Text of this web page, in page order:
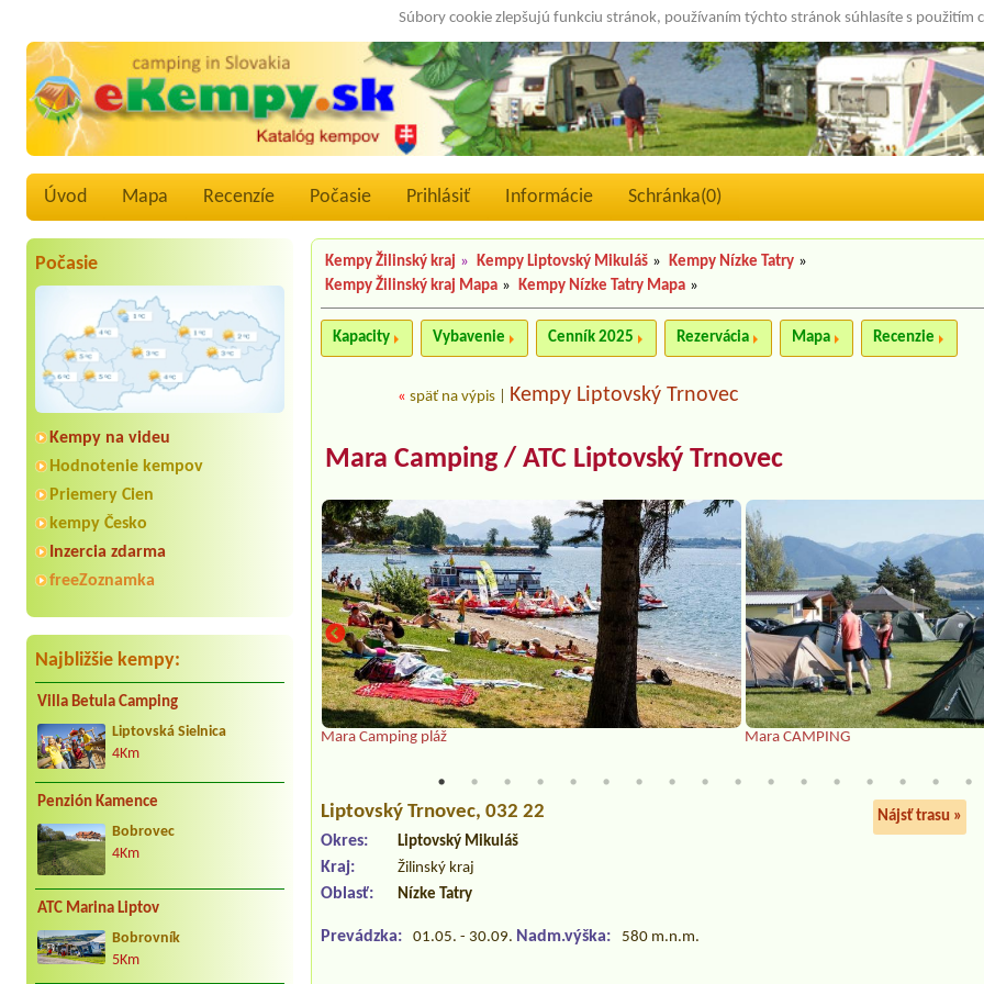
Súbory cookie zlepšujú funkciu stránok, používaním týchto stránok súhlasíte s použitím
Úvod Mapa Recenzíe Počasie Prihlásiť Informácie Schránka(0)
Počasie
Kempy na videu
Hodnotenie kempov
Priemery Cien
kempy Česko
Inzercia zdarma
freeZoznamka
Najbližšie kempy:
Villa Betula Camping
Liptovská Sielnica
4Km
Penzión Kamence
Bobrovec
4Km
ATC Marina Liptov
Bobrovník
5Km
Kempy Žilinský kraj » Kempy Liptovský Mikuláš » Kempy Nízke Tatry »
Kempy Žilinský kraj Mapa » Kempy Nízke Tatry Mapa »
Kapacity Vybavenie Cenník 2025 Rezervácia Mapa Recenzie
«späť na výpis Kempy Liptovský Trnovec
Mara Camping / ATC Liptovský Trnovec
Mara Camping pláž Mara CAMPING
Liptovský Trnovec, 032 22 Nájsť trasu »
Okres: Liptovský Mikuláš
Kraj: Žilinský kraj
Oblasť: Nízke Tatry
Prevádzka: 01.05. - 30.09. Nadm.výška:
580 m.n.m.